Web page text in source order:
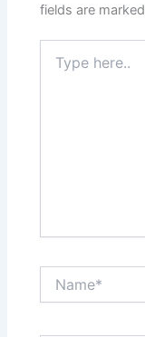
fields are marked
here..